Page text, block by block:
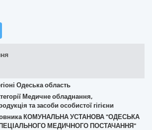
Одеська область
Медичне обладнання,
та засоби особистої гігієни
КОМУНАЛЬНА УСТАНОВА "ОДЕСЬКА
МЕДИЧНОГО ПОСТАЧАННЯ"